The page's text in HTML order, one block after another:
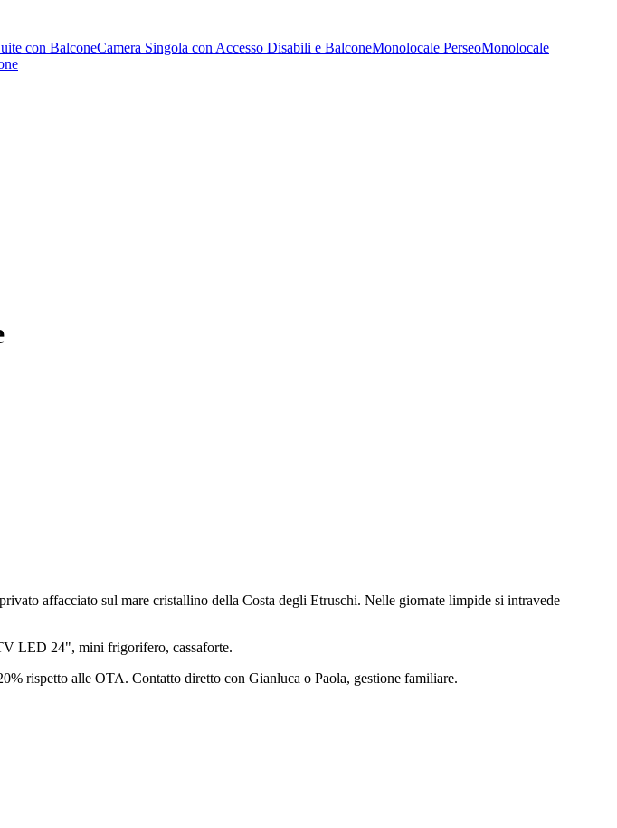
con BalconeCamera Singola con Accesso Disabili e BalconeMonolocale PerseoMonolocale
affacciato sul mare cristallino della Costa degli Etruschi. Nelle giornate limpide si intravede
LED 24", mini frigorifero, cassaforte.
rispetto alle OTA. Contatto diretto con Gianluca o Paola, gestione familiare.